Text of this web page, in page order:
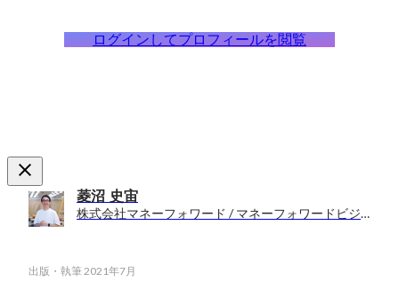
ログインしてプロフィールを閲覧
菱沼 史宙
株式会社マネーフォワード / マネーフォワードビジネスカンパニー HRBP室 室長
出版・執筆2021年7月